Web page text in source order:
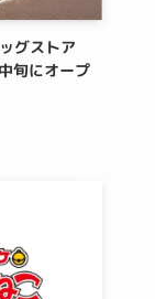
グストア
旬にオープ